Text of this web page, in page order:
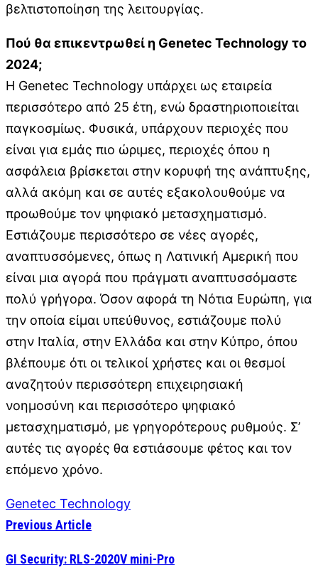
βελτιστοποίηση της λειτουργίας.
Πού θα επικεντρωθεί η Genetec Technology το
2024;
Η Genetec Technology υπάρχει ως εταιρεία
περισσότερο από 25 έτη, ενώ δραστηριοποιείται
παγκοσμίως. Φυσικά, υπάρχουν περιοχές που
είναι για εμάς πιο ώριμες, περιοχές όπου η
ασφάλεια βρίσκεται στην κορυφή της ανάπτυξης,
αλλά ακόμη και σε αυτές εξακολουθούμε να
προωθούμε τον ψηφιακό μετασχηματισμό.
Εστιάζουμε περισσότερο σε νέες αγορές,
αναπτυσσόμενες, όπως η Λατινική Αμερική που
είναι μια αγορά που πράγματι αναπτυσσόμαστε
πολύ γρήγορα. Όσον αφορά τη Νότια Ευρώπη, για
την οποία είμαι υπεύθυνος, εστιάζουμε πολύ
στην Ιταλία, στην Ελλάδα και στην Κύπρο, όπου
βλέπουμε ότι οι τελικοί χρήστες και οι θεσμοί
αναζητούν περισσότερη επιχειρησιακή
νοημοσύνη και περισσότερο ψηφιακό
μετασχηματισμό, με γρηγορότερους ρυθμούς. Σ’
αυτές τις αγορές θα εστιάσουμε φέτος και τον
επόμενο χρόνο.
Genetec Technology
Previous Article
GI Security: RLS-2020V mini-Pro